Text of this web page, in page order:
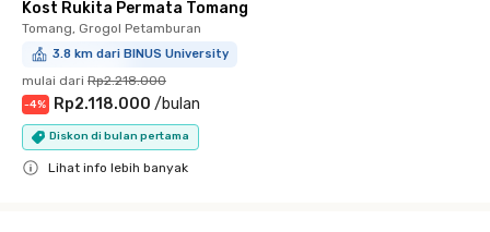
Kost Rukita Permata Tomang
Tomang, Grogol Petamburan
3.8 km dari BINUS University
mulai dari Rp2.218.000
-4% Rp2.118.000 /bulan
Diskon di bulan pertama
Lihat info lebih banyak